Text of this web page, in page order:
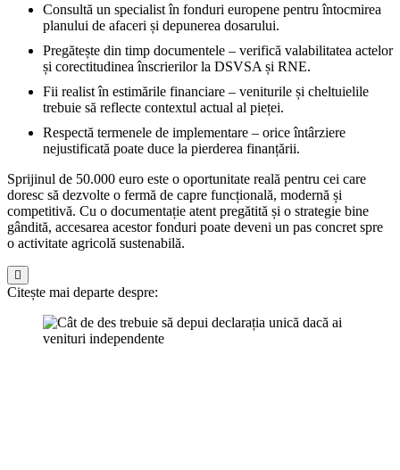
Consultă un specialist în fonduri europene pentru întocmirea
planului de afaceri și depunerea dosarului.
Pregătește din timp documentele – verifică valabilitatea actelor
și corectitudinea înscrierilor la DSVSA și RNE.
Fii realist în estimările financiare – veniturile și cheltuielile
trebuie să reflecte contextul actual al pieței.
Respectă termenele de implementare – orice întârziere
nejustificată poate duce la pierderea finanțării.
Sprijinul de 50.000 euro este o oportunitate reală pentru cei care
doresc să dezvolte o fermă de capre funcțională, modernă și
competitivă. Cu o documentație atent pregătită și o strategie bine
gândită, accesarea acestor fonduri poate deveni un pas concret spre
o activitate agricolă sustenabilă.
Citește mai departe despre: